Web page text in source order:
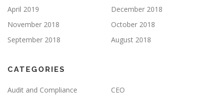
April 2019
December 2018
November 2018
October 2018
September 2018
August 2018
CATEGORIES
Audit and Compliance
CEO